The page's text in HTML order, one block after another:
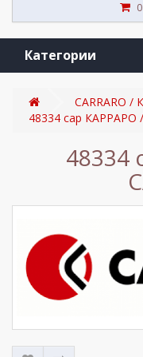
Категории
CARRARO /
48334 cap КАРРАРО /
48334